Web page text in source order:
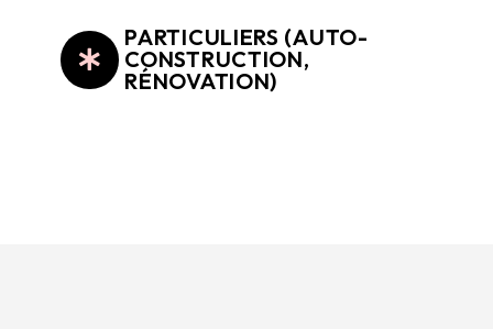
PARTICULIERS (AUTO-
CONSTRUCTION,
RÉNOVATION)